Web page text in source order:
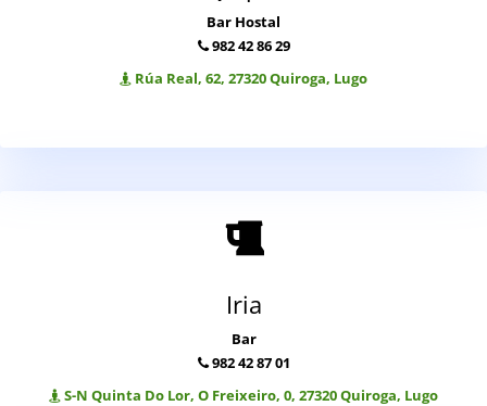
Bar Hostal
982 42 86 29
Rúa Real, 62, 27320 Quiroga, Lugo
Iria
Bar
982 42 87 01
S-N Quinta Do Lor, O Freixeiro, 0, 27320 Quiroga, Lugo